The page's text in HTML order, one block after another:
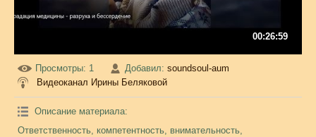
00:26:59
Просмотры: 1 Добавил: soundsoul-aum
Видеоканал Ирины Беляковой
Описание материала:
Ответственность, компетентность, внимательность,